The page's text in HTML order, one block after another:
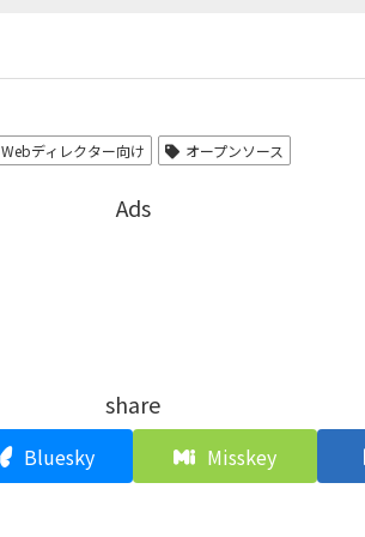
Webディレクター向け オープンソース
Ads
share
Bluesky Misskey